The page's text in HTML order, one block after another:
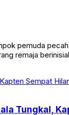
pemuda
remaja
Tungkal,